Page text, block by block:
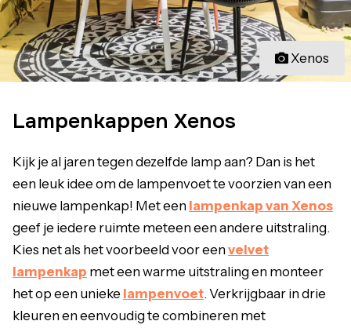
Xenos
Lampenkappen Xenos
Kijk je al jaren tegen dezelfde lamp aan? Dan is het
een leuk idee om de lampenvoet te voorzien van een
nieuwe lampenkap! Met een lampenkap van Xenos
geef je iedere ruimte meteen een andere uitstraling.
Kies net als het voorbeeld voor eenvelvet
lampenkap met een warme uitstraling en monteer
het op een unieke lampenvoet. Verkrijgbaar in drie
kleuren en eenvoudig te combineren met